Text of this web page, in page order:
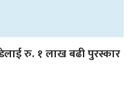
रु. १ लाख बढी पुरस्कार